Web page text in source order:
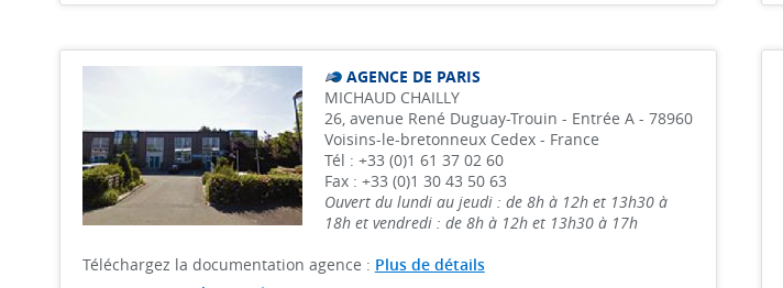
AGENCE DE PARIS
MICHAUD CHAILLY
26, avenue René Duguay-Trouin - Entrée A - 78960
Voisins-le-bretonneux Cedex - France
Tél : +33 (0)1 61 37 02 60
Fax : +33 (0)1 30 43 50 63
Ouvert du lundi au jeudi : de 8h à 12h et 13h30 à
18h et vendredi : de 8h à 12h et 13h30 à 17h
Téléchargez la documentation agence : Plus de détails